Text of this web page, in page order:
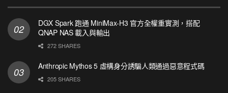
DGX Spark 跑通 MiniMax-H3 官方全權重實測，搭配
QNAP NAS 載入與輸出
272 SHARES
Anthropic Mythos 5 虛構身分誘騙人類通過惡意程式碼
205 SHARES